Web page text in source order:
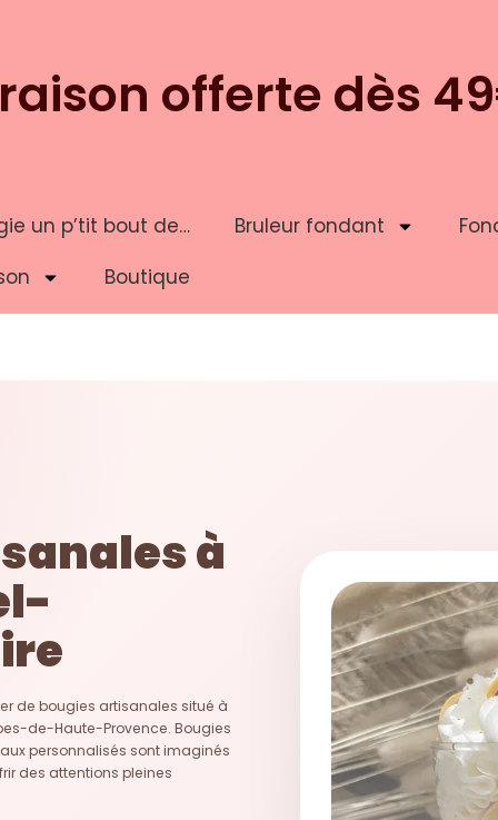
offerte dès
un p’tit bout de… Bruleur fondant
Boutique
à
de bougies artisanales situé à
de-Haute-Provence. Bougies
personnalisés sont imaginés
des attentions pleines